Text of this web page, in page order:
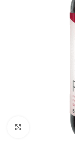
Click to enlarge